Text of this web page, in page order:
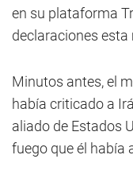
en su plataforma
declaraciones esta
Minutos antes, el
había criticado a
aliado de Estados
fuego que él había